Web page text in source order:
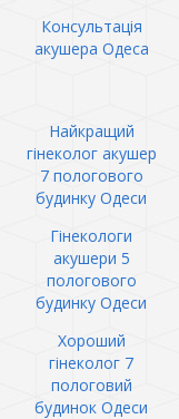
Консультація
акушера Одеса
Найкращий
гінеколог акушер
7 пологового
будинку Одеси
Гінекологи
акушери 5
пологового
будинку Одеси
Хороший
гінеколог 7
пологовий
будинок Одеси